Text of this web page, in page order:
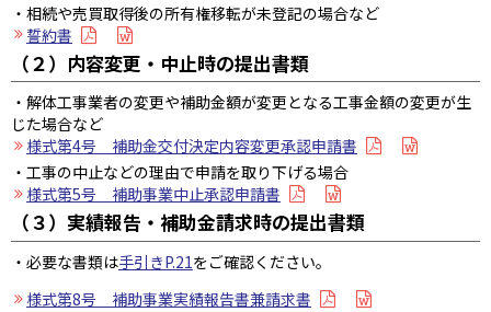
・相続や売買取得後の所有権移転が未登記の場合など
誓約書
（２）内容変更・中止時の提出書類
・解体工事業者の変更や補助金額が変更となる工事金額の変更が生
じた場合など
様式第4号 補助金交付決定内容変更承認申請書
・工事の中止などの理由で申請を取り下げる場合
様式第5号 補助事業中止承認申請書
（３）実績報告・補助金請求時の提出書類
・必要な書類は手引きP.21をご確認ください。
様式第8号 補助事業実績報告書兼請求書